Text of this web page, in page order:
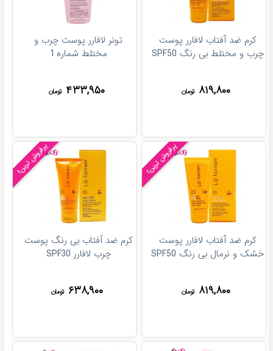
کرم ضد آفتاب لافارر پوست
چرب و مختلط بی رنگ SPF50
۸۱۹,۸۰۰ تومان
تونر لافارر پوست چرب و
مختلط شماره 1
۴۳۳,۹۵۰ تومان
پرفروش ترین!
کرم ضد آفتاب لافارر پوست
خشک و نرمال بی رنگ SPF50
۸۱۹,۸۰۰ تومان
پرفروش ترین!
کرم ضد آفتاب بی رنگ پوست
چرب لافارر SPF30
۶۳۸,۹۰۰ تومان